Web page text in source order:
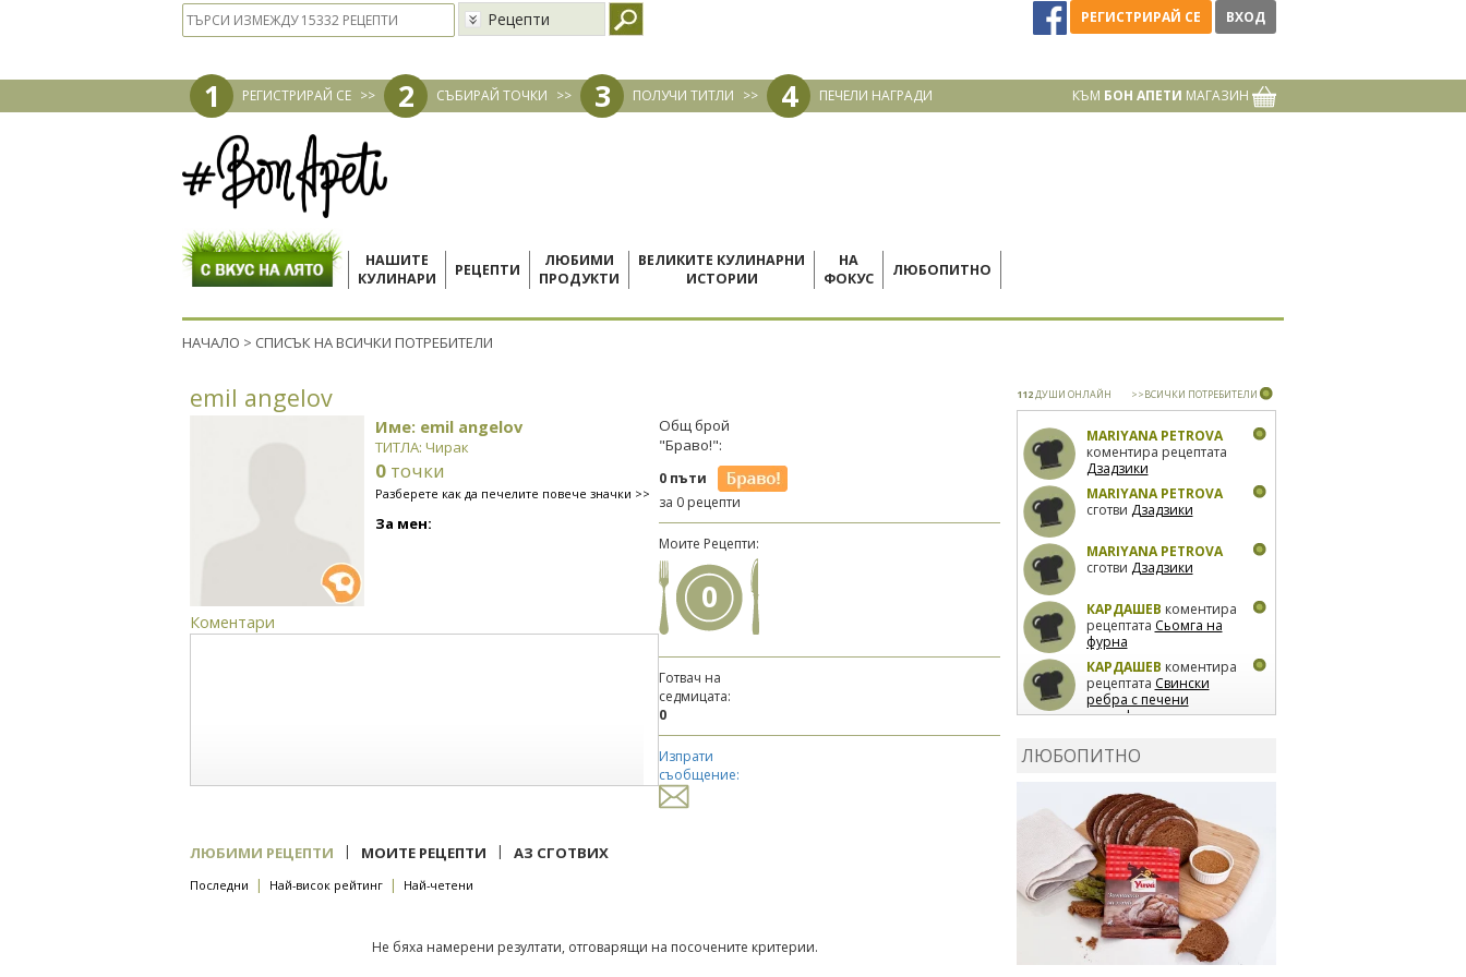
Рецепти РЕГИСТРИРАЙ СЕ ВХОД
1 РЕГИСТРИРАЙ СЕ >> 2 СЪБИРАЙ ТОЧКИ >> 3 ПОЛУЧИ ТИТЛИ >> 4 ПЕЧЕЛИ НАГРАДИ КЪМ БОН АПЕТИ МАГАЗИН
НАШИТЕ
КУЛИНАРИ
РЕЦЕПТИ
ЛЮБИМИ
ПРОДУКТИ
ВЕЛИКИТЕ КУЛИНАРНИ
ИСТОРИИ
НА
ФОКУС
ЛЮБОПИТНО
НАЧАЛО > СПИСЪК НА ВСИЧКИ ПОТРЕБИТЕЛИ
emil angelov
Име: emil angelov
ТИТЛА: Чирак
0 точки
Разберете как да печелите повече значки >>
За мен:
Коментари
Общ брой
"Браво!":
0 пъти
за 0 рецепти
Моите Рецепти:
0
Готвач на
седмицата:
0
Изпрати
съобщение:
ЛЮБИМИ РЕЦЕПТИ | МОИТЕ РЕЦЕПТИ | АЗ СГОТВИХ
Последни | Най-висок рейтинг | Най-четени
Не бяха намерени резултати, отговарящи на посочените критерии.
112ДУШИ ОНЛАЙН >>ВСИЧКИ ПОТРЕБИТЕЛИ
MARIYANA PETROVA
коментира рецептата
Дзадзики
MARIYANA PETROVA
сготви Дзадзики
MARIYANA PETROVA
сготви Дзадзики
КАРДАШЕВ коментира
рецептата Сьомга на
фурна
КАРДАШЕВ коментира
рецептата Свински
ребра с печени
картофи
лимон
коментира рецептата
Киноа със зеленчуци
ЛЮБОПИТНО